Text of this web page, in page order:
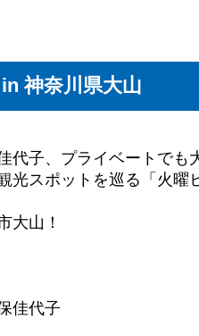
神奈川県大山
代子、プライベートでも
光スポットを巡る「火曜
大山！
佳代子